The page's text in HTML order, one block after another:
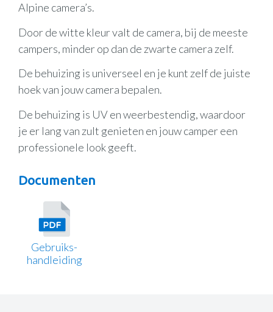
Alpine camera’s.
Door de witte kleur valt de camera, bij de meeste
campers, minder op dan de zwarte camera zelf.
De behuizing is universeel en je kunt zelf de juiste
hoek van jouw camera bepalen.
De behuizing is UV en weerbestendig, waardoor
je er lang van zult genieten en jouw camper een
professionele look geeft.
Documenten
Gebruiks-
handleiding